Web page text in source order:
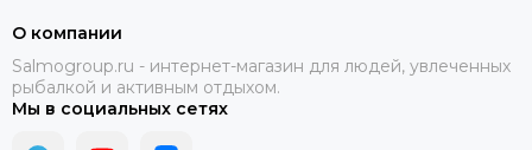
О компании
Salmogroup.ru - интернет-магазин для людей, увлеченных
рыбалкой и активным отдыхом.
Мы в социальных сетях